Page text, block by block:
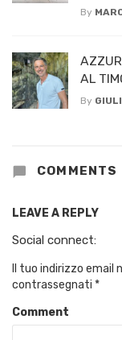
By
AL
By
COMMENTS
LEAVE A REPLY
Social connect:
Il tuo indirizzo email
contrassegnati *
Comment